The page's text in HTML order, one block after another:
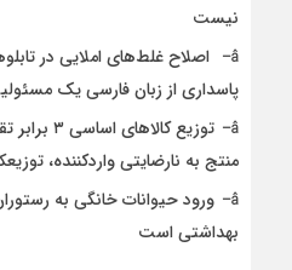
نیست
اصلاح غلط‌های املایی در
پاسداری از زبان فارسی یک
منتج به نارضایتی واردکننده، توزیع‎کننده و خرده‎فروش می‎شود
ورود حیوانات خانگی به
بهداشتی است